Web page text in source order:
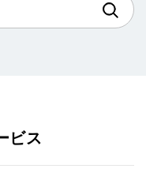
ビス